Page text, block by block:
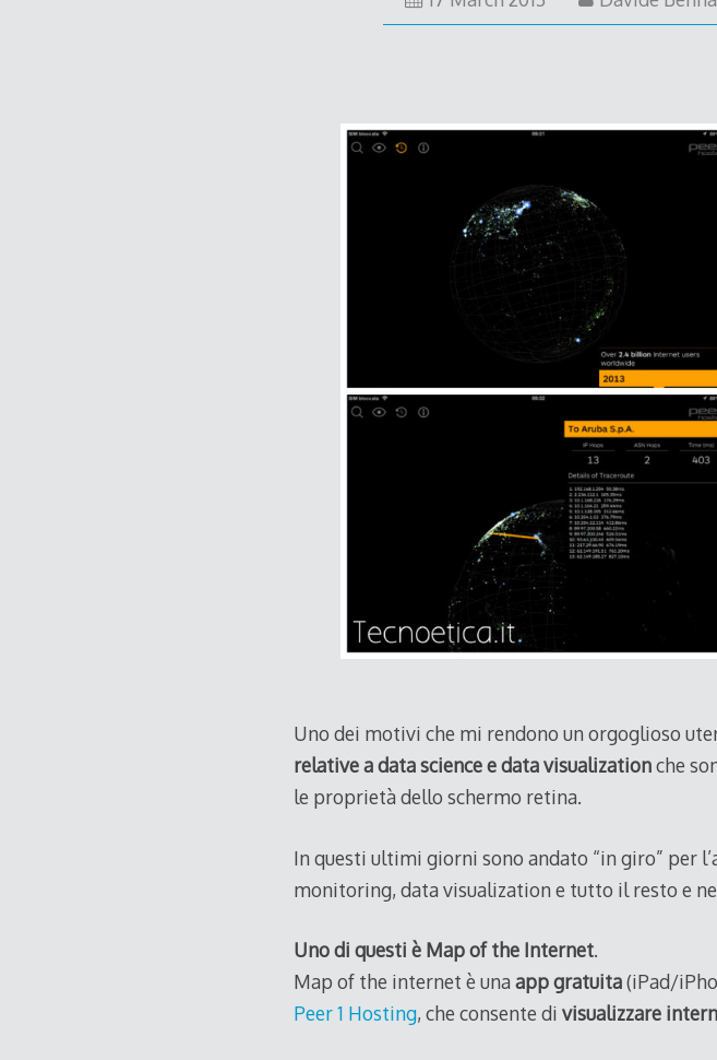
March
Uno dei motivi che mi rendono un orgoglioso
relative a data science e data visualizationche
le proprietà dello schermo retina.
In questi ultimi giorni sono andato “in giro” per
monitoring, data visualization e tutto il resto e
Uno di questi è Map of the Internet.
Map of the internet è unaapp gratuita(iPad/
Peer 1 Hosting, che consente di visualizzare